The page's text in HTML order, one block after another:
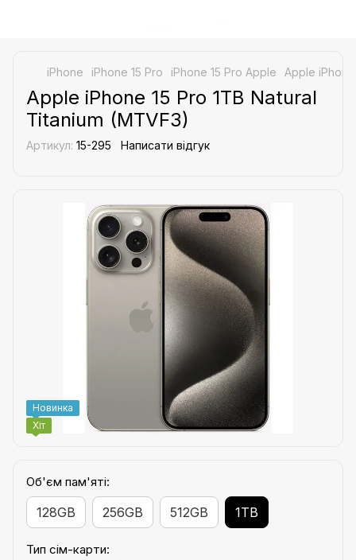
iPhone iPhone 15 Pro iPhone 15 Pro Apple Apple
Apple iPhone 15 Pro 1TB Natural
Titanium (MTVF3)
Артикул: 15-295 Написати відгук
Новинка
Хіт
Об'єм пам'яті:
128GB 256GB 512GB 1TB
Тип сім-карти: